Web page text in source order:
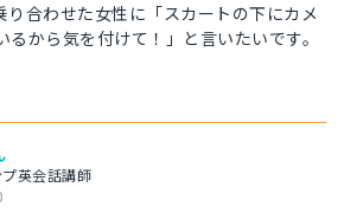
り合わせた女性に「スカートの下にカメ
から気を付けて！」と言いたいです。
英会話講師